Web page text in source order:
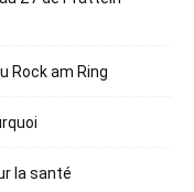
Rock am Ring
la santé